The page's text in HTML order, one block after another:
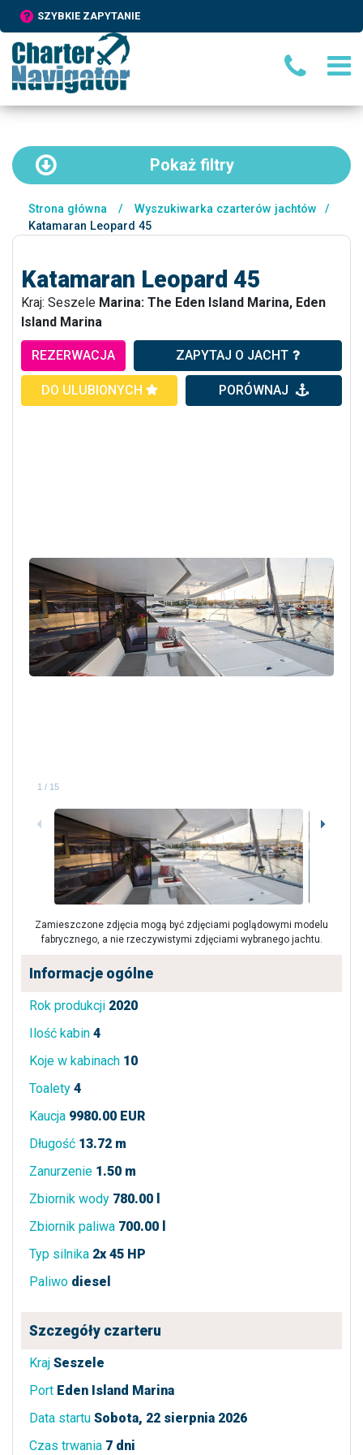
SZYBKIE ZAPYTANIE
Pokaż filtry
Strona główna / Wyszukiwarka czarterów jachtów
/
Katamaran Leopard 45
Katamaran Leopard 45
Kraj: Seszele Marina: The Eden Island Marina, Eden
Island Marina
REZERWACJA ZAPYTAJ O JACHT
DO ULUBIONYCH PORÓWNAJ
1 / 15
Zamieszczone zdjęcia mogą być zdjęciami poglądowymi modelu
fabrycznego, a nie rzeczywistymi zdjęciami wybranego jachtu.
Informacje ogólne
Rok produkcji 2020
Ilość kabin 4
Koje w kabinach 10
Toalety 4
Kaucja 9980.00 EUR
Długość 13.72 m
Zanurzenie 1.50 m
Zbiornik wody 780.00 l
Zbiornik paliwa 700.00 l
Typ silnika 2x 45 HP
Paliwo diesel
Szczegóły czarteru
Kraj Seszele
Port Eden Island Marina
Data startu Sobota, 22 sierpnia 2026
Czas trwania 7 dni